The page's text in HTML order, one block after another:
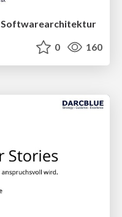
Softwarearchitektur
0 160